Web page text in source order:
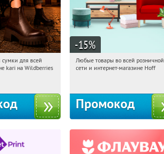
Получили:
для всей
kari на Wildberries
-15%
17:10:13 Получили:
Любые товары во всей розничной
сети и интернет-магазине Hoff
Промокод